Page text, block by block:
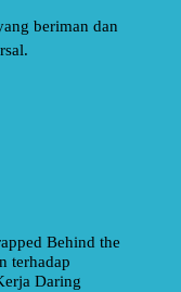
beriman dan
Behind the
terhadap
Daring